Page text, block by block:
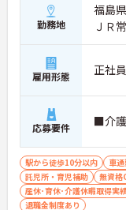
勤務地
福島
ＪＲ
雇用形態 正社
応募要件 ■介
駅から徒歩10分以内 車
託児所・育児補助
無資格
産休･育休･介護休暇取得実
退職金制度あり